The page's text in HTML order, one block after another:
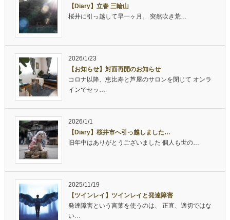
【Diary】立春 三輪山
桜井に引っ越して早一ヶ月。 突然吹き荒…
2026/1/23
【お知らせ】対面再開のお知らせ
コロナ以降、恵比寿と芦屋のサロンを閉じて オンラ
インでセッ…
2026/1/1
【Diary】桜井市へ引っ越しました…
旧年中はありがとうございました 個人も世の…
2025/11/19
【ツインレイ】ツインレイと発達障害
発達障害という言葉を使うのは、 正直、適切ではな
い…